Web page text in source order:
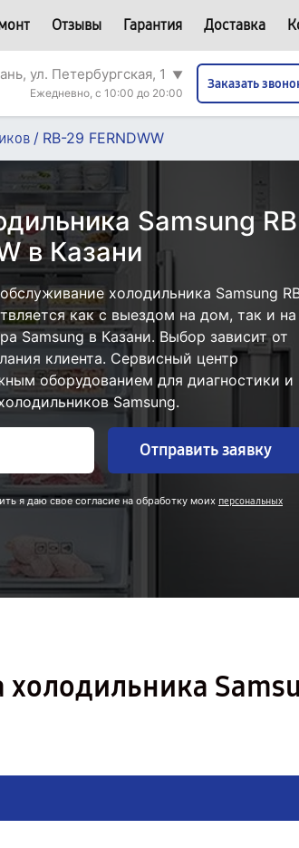
Отзывы Гарантия Доставка
ул. Петербургская, 1
▼
Ежедневно, с 10:00 до 20:00
Заказать
/ RB-29 FERNDWW
Samsung
в Казани
холодильника Samsung
как с выездом на дом, так и на
Samsung в Казани. Выбор зависит от
клиента. Сервисный центр
оборудованием для диагностики и
Samsung.
Отправить заявку
я даю свое согласие на обработку моих персональных